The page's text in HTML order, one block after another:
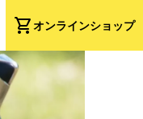
shopping_cartオンラインショップ